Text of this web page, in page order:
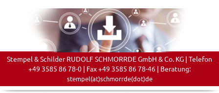
Stempel & Schilder RUDOLF SCHMORRDE GmbH & Co. KG | Telefon
+49 3585 86 78-0 | Fax +49 3585 86 78-46 | Beratung:
stempel(at)schmorrde(dot)de